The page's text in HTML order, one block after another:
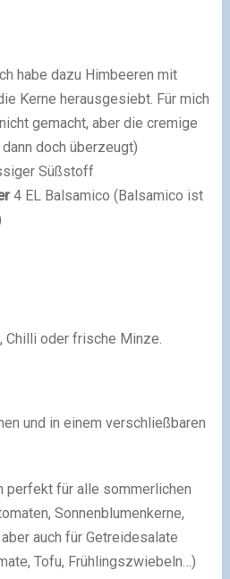
habe dazu Himbeeren mit
Kerne herausgesiebt. Für mich
gemacht, aber die cremige
doch überzeugt)
Süßstoff
4 EL Balsamico (Balsamico ist
Chilli oder frische Minze.
und in einem verschließbaren
perfekt für alle sommerlichen
Sonnenblumenkerne,
auch für Getreidesalate
Tofu, Frühlingszwiebeln…)